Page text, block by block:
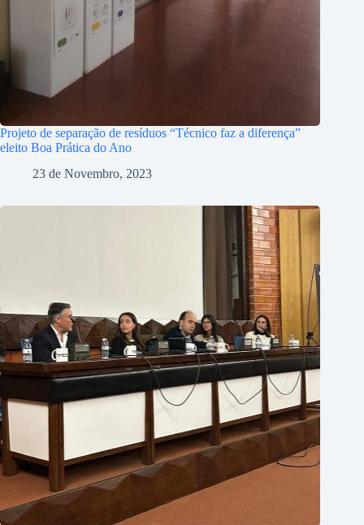
Projeto de separação de resíduos “Técnico faz a diferença”
eleito Boa Prática do Ano
23 de Novembro, 2023